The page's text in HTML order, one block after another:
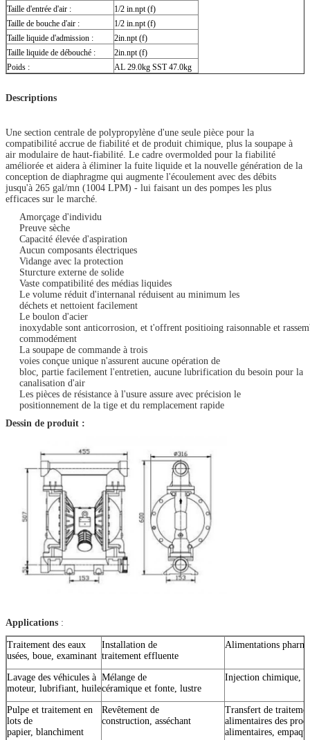
Taille d'entrée d'air :
1/2 in.npt (f)
Taille de bouche d'air :
1/2 in.npt (f)
Taille liquide d'admission :
2in.npt (f)
Taille liquide de débouché :
2in.npt (f)
Poids :
AL 29.0kg SST 47.0kg
Descriptions
Une section centrale de polypropylène d'une seule pièce pour la
compatibilité accrue de fiabilité et de produit chimique, plus la soupape à
air modulaire de haut-fiabilité. Le cadre overmolded pour la fiabilité
améliorée et aidera à éliminer la fuite liquide et la nouvelle génération de la
conception de diaphragme qui augmente l'écoulement avec des débits
jusqu'à 265 gal/mn (1004 LPM) - lui faisant un des pompes les plus
efficaces sur le marché.
Amorçage d'individu
Preuve sèche
Capacité élevée d'aspiration
Aucun composants électriques
Vidange avec la protection
Sturcture externe de solide
Vaste compatibilité des médias liquides
Le volume réduit d'internanal réduisent au minimum les
déchets et nettoient facilement
Le boulon d'acier
inoxydable sont anticorrosion, et t'offrent positioing raisonnable et
commodément
La soupape de commande à trois
voies conçue unique n'assurent aucune opération de
bloc, partie facilement l'entretien, aucune lubrification du besoin pour la
canalisation d'air
Les pièces de résistance à l'usure assure avec précision le
positionnement de la tige et du remplacement rapide
Dessin de produit :
Applications :
Traitement des eaux
usées, boue, examinant
Installation de
traitement effluente
Alimentations
Lavage des véhicules à
moteur, lubrifiant, huile
Mélange de
céramique et fonte, lustre
Injection chimique,
Pulpe et traitement en
lots de
papier, blanchiment
Revêtement de
construction, asséchant
Transfert de
alimentaires des
alimentaires,